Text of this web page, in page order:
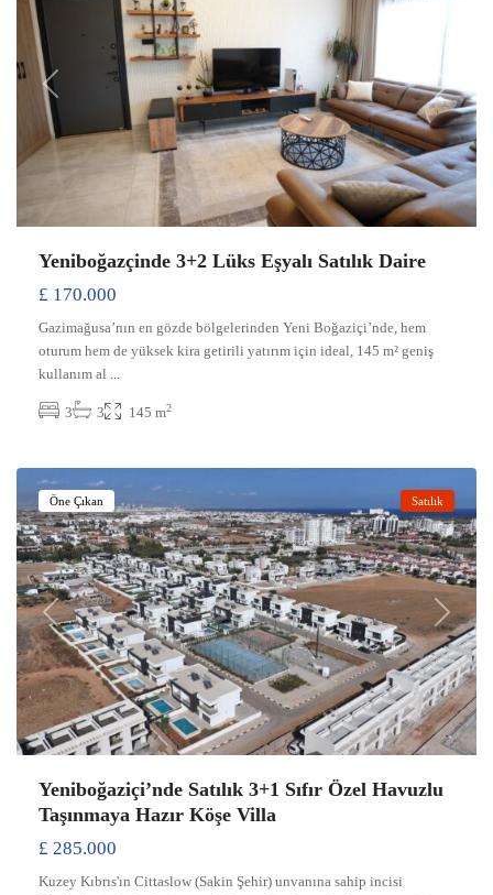
Previous Next
Yeniboğazçinde 3+2 Lüks Eşyalı Satılık Daire
£ 170.000
Gazimağusa’nın en gözde bölgelerinden Yeni Boğaziçi’nde, hem
oturum hem de yüksek kira getirili yatırım için ideal, 145 m² geniş
kullanım al ...
3 3 145 m2
Yeniboğaziçi,
Previous Next
Öne Çıkan Satılık
Yeniboğaziçi’nde Satılık 3+1 Sıfır Özel Havuzlu
Taşınmaya Hazır Köşe Villa
£ 285.000
Kuzey Kıbrıs'ın Cittaslow (Sakin Şehir) unvanına sahip incisi